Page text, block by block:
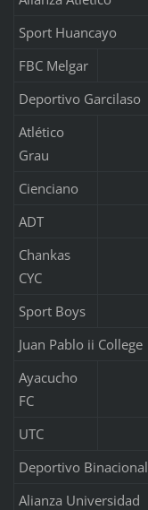
Sport Huancayo
FBC Melgar
Deportivo Garcilaso
Atlético
Grau
Cienciano
ADT
Chankas
CYC
Sport Boys
Juan Pablo ii College
Ayacucho
FC
UTC
Deportivo Binacional
Alianza Universidad